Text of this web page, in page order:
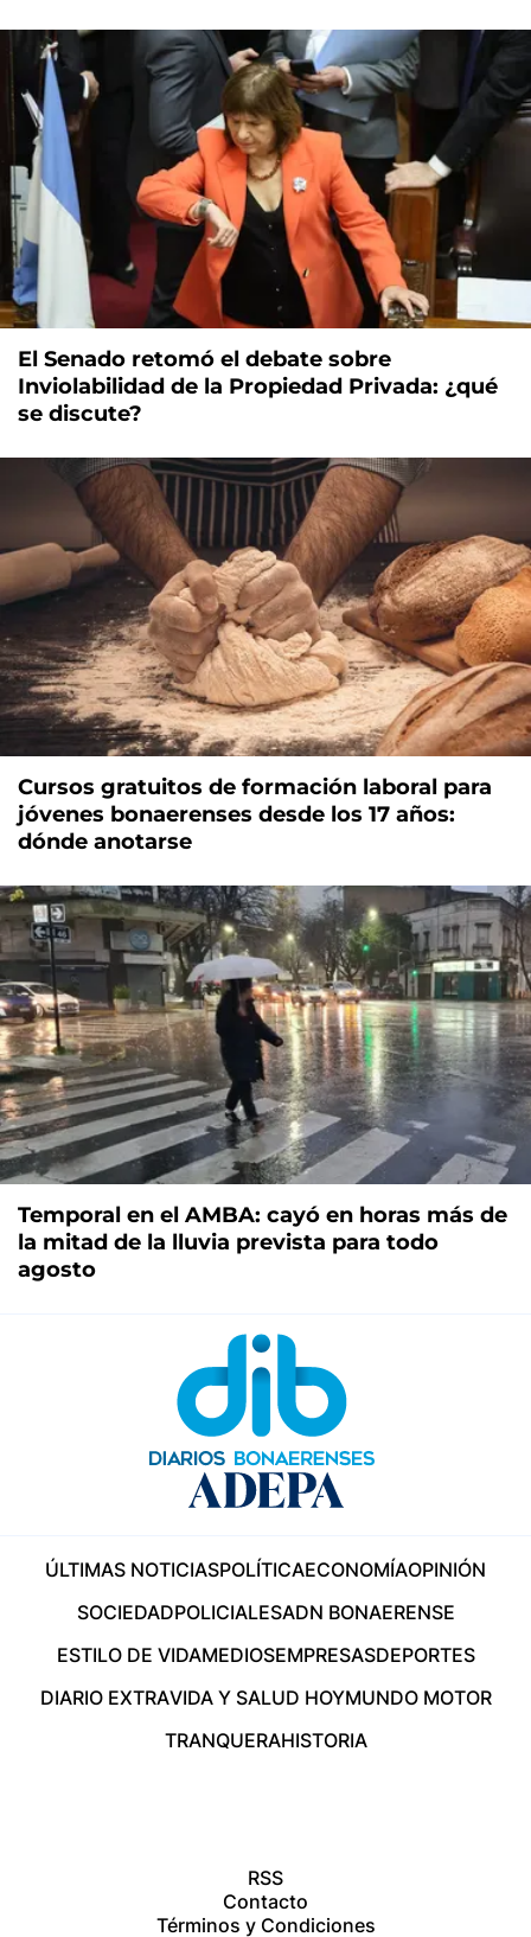
El Senado retomó el debate sobre
Inviolabilidad de la Propiedad Privada: ¿qué
se discute?
Cursos gratuitos de formación laboral para
jóvenes bonaerenses desde los 17 años:
dónde anotarse
Temporal en el AMBA: cayó en horas más de
la mitad de la lluvia prevista para todo
agosto
ÚLTIMAS NOTICIASPOLÍTICAECONOMÍAOPINIÓN
SOCIEDADPOLICIALESADN BONAERENSE
ESTILO DE VIDAMEDIOSEMPRESASDEPORTES
DIARIO EXTRAVIDA Y SALUD HOYMUNDO MOTOR
TRANQUERAHISTORIA
RSS
Contacto
Términos y Condiciones